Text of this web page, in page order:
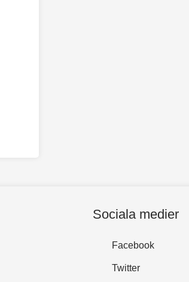
Sociala medier
Facebook
Twitter